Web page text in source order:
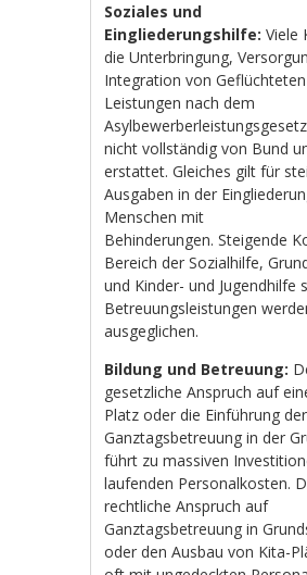
Soziales und
Eingliederungshilfe: Viele
die Unterbringung,
Integration von
Leistungen nach dem
nicht vollständig von Bund
erstattet. Gleiches gilt für
Ausgaben in der
Menschen mit
Behinderungen. Steigende
Bereich der Sozialhilfe,
und Kinder- und Jugendhilfe
Betreuungsleistungen
ausgeglichen.
Bildung und Betreuung:
gesetzliche Anspruch auf
Platz oder die Einführung der
Ganztagsbetreuung in der
führt zu massiven
laufenden Personalkosten.
rechtliche Anspruch auf
Ganztagsbetreuung in
oder den Ausbau von Kita-